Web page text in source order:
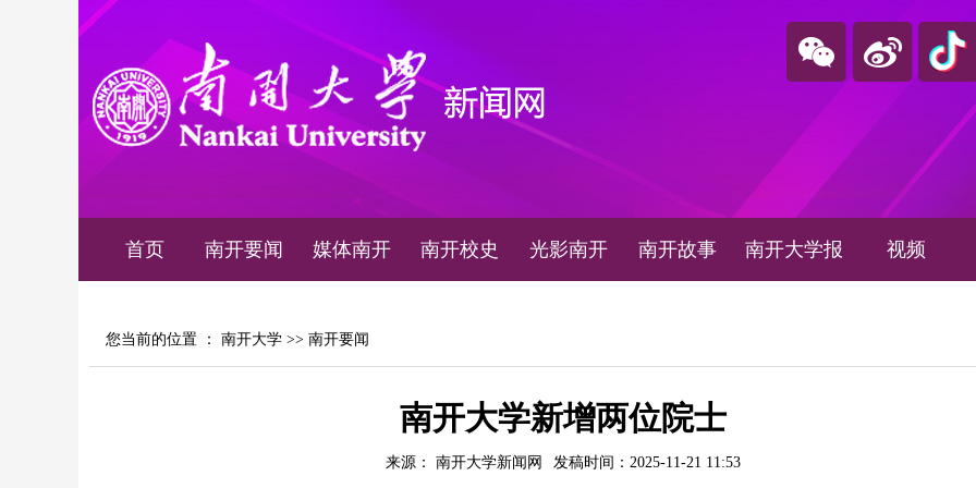
首页 南开要闻 媒体南开 南开校史 光影南开 南开故事 南开大学报 视频
您当前的位置 ： 南开大学 >> 南开要闻
南开大学新增两位院士
来源： 南开大学新闻网 发稿时间：2025-11-21 11:53